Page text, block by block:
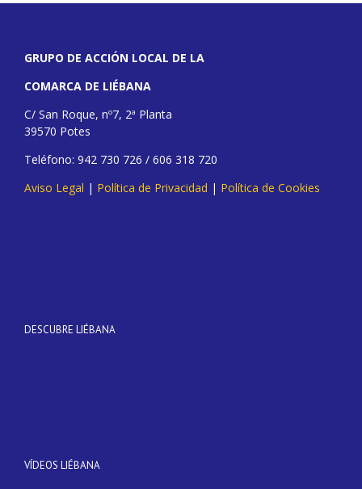
GRUPO DE ACCIÓN LOCAL DE LA
COMARCA DE LIÉBANA
C/ San Roque, nº7, 2ª Planta
39570 Potes
Teléfono: 942 730 726 / 606 318 720
Aviso Legal | Política de Privacidad | Política de Cookies
DESCUBRE LIÉBANA
VÍDEOS LIÉBANA